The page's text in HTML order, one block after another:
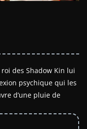
des Shadow Kin lui
psychique qui les
d’une pluie de